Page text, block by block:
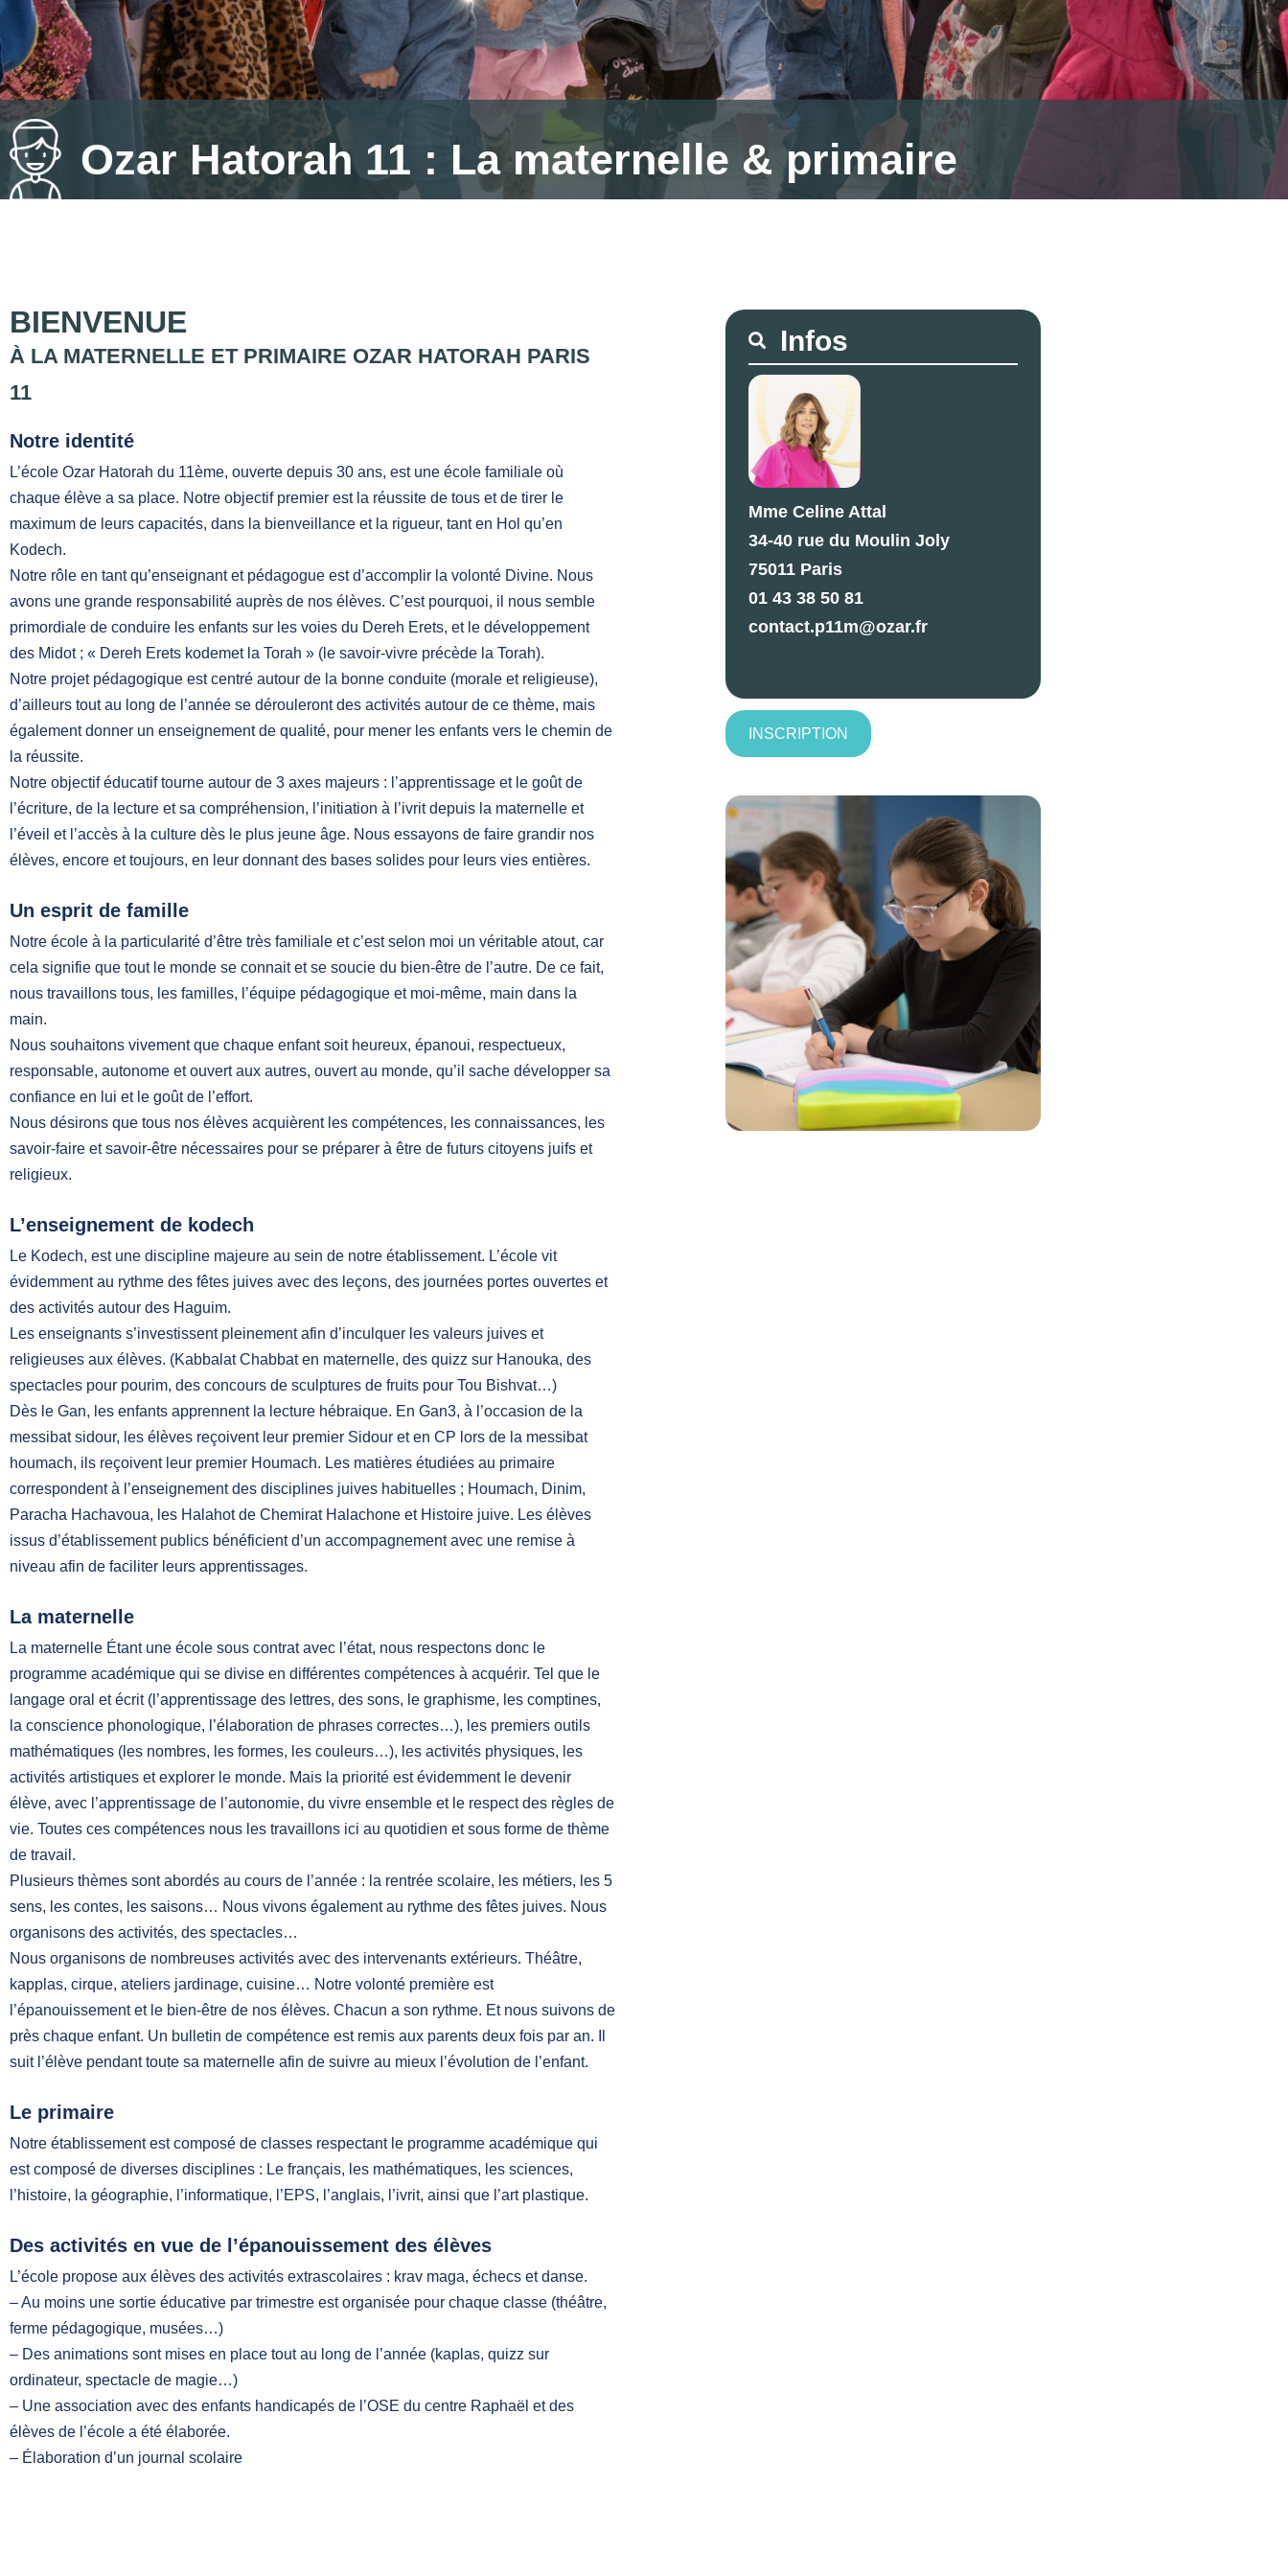
Ozar Hatorah 11 : La maternelle & primaire
BIENVENUE
À LA MATERNELLE ET PRIMAIRE OZAR HATORAH PARIS
11
Notre identité
L’école Ozar Hatorah du 11ème, ouverte depuis 30 ans, est une école familiale où
chaque élève a sa place. Notre objectif premier est la réussite de tous et de tirer le
maximum de leurs capacités, dans la bienveillance et la rigueur, tant en Hol qu’en
Kodech.
Notre rôle en tant qu’enseignant et pédagogue est d’accomplir la volonté Divine. Nous
avons une grande responsabilité auprès de nos élèves. C’est pourquoi, il nous semble
primordiale de conduire les enfants sur les voies du Dereh Erets, et le développement
des Midot ; « Dereh Erets kodemet la Torah » (le savoir-vivre précède la Torah).
Notre projet pédagogique est centré autour de la bonne conduite (morale et religieuse),
d’ailleurs tout au long de l’année se dérouleront des activités autour de ce thème, mais
également donner un enseignement de qualité, pour mener les enfants vers le chemin de
la réussite.
Notre objectif éducatif tourne autour de 3 axes majeurs : l’apprentissage et le goût de
l’écriture, de la lecture et sa compréhension, l’initiation à l’ivrit depuis la maternelle et
l’éveil et l’accès à la culture dès le plus jeune âge. Nous essayons de faire grandir nos
élèves, encore et toujours, en leur donnant des bases solides pour leurs vies entières.
Un esprit de famille
Notre école à la particularité d’être très familiale et c’est selon moi un véritable atout, car
cela signifie que tout le monde se connait et se soucie du bien-être de l’autre. De ce fait,
nous travaillons tous, les familles, l’équipe pédagogique et moi-même, main dans la
main.
Nous souhaitons vivement que chaque enfant soit heureux, épanoui, respectueux,
responsable, autonome et ouvert aux autres, ouvert au monde, qu’il sache développer sa
confiance en lui et le goût de l’effort.
Nous désirons que tous nos élèves acquièrent les compétences, les connaissances, les
savoir-faire et savoir-être nécessaires pour se préparer à être de futurs citoyens juifs et
religieux.
L’enseignement de kodech
Le Kodech, est une discipline majeure au sein de notre établissement. L’école vit
évidemment au rythme des fêtes juives avec des leçons, des journées portes ouvertes et
des activités autour des Haguim.
Les enseignants s’investissent pleinement afin d’inculquer les valeurs juives et
religieuses aux élèves. (Kabbalat Chabbat en maternelle, des quizz sur Hanouka, des
spectacles pour pourim, des concours de sculptures de fruits pour Tou Bishvat…)
Dès le Gan, les enfants apprennent la lecture hébraique. En Gan3, à l’occasion de la
messibat sidour, les élèves reçoivent leur premier Sidour et en CP lors de la messibat
houmach, ils reçoivent leur premier Houmach. Les matières étudiées au primaire
correspondent à l’enseignement des disciplines juives habituelles ; Houmach, Dinim,
Paracha Hachavoua, les Halahot de Chemirat Halachone et Histoire juive. Les élèves
issus d’établissement publics bénéficient d’un accompagnement avec une remise à
niveau afin de faciliter leurs apprentissages.
La maternelle
La maternelle Étant une école sous contrat avec l’état, nous respectons donc le
programme académique qui se divise en différentes compétences à acquérir. Tel que le
langage oral et écrit (l’apprentissage des lettres, des sons, le graphisme, les comptines,
la conscience phonologique, l’élaboration de phrases correctes…), les premiers outils
mathématiques (les nombres, les formes, les couleurs…), les activités physiques, les
activités artistiques et explorer le monde. Mais la priorité est évidemment le devenir
élève, avec l’apprentissage de l’autonomie, du vivre ensemble et le respect des règles de
vie. Toutes ces compétences nous les travaillons ici au quotidien et sous forme de thème
de travail.
Plusieurs thèmes sont abordés au cours de l’année : la rentrée scolaire, les métiers, les 5
sens, les contes, les saisons… Nous vivons également au rythme des fêtes juives. Nous
organisons des activités, des spectacles…
Nous organisons de nombreuses activités avec des intervenants extérieurs. Théâtre,
kapplas, cirque, ateliers jardinage, cuisine… Notre volonté première est
l’épanouissement et le bien-être de nos élèves. Chacun a son rythme. Et nous suivons de
près chaque enfant. Un bulletin de compétence est remis aux parents deux fois par an. Il
suit l’élève pendant toute sa maternelle afin de suivre au mieux l’évolution de l’enfant.
Le primaire
Notre établissement est composé de classes respectant le programme académique qui
est composé de diverses disciplines : Le français, les mathématiques, les sciences,
l’histoire, la géographie, l’informatique, l’EPS, l’anglais, l’ivrit, ainsi que l’art plastique.
Des activités en vue de l’épanouissement des élèves
L’école propose aux élèves des activités extrascolaires : krav maga, échecs et danse.
– Au moins une sortie éducative par trimestre est organisée pour chaque classe (théâtre,
ferme pédagogique, musées…)
– Des animations sont mises en place tout au long de l’année (kaplas, quizz sur
ordinateur, spectacle de magie…)
– Une association avec des enfants handicapés de l’OSE du centre Raphaël et des
élèves de l’école a été élaborée.
– Élaboration d’un journal scolaire
Search
Search
Mme Celine Attal
34-40 rue du Moulin Joly
75011 Paris
01 43 38 50 81
contact.p11m@ozar.fr
INSCRIPTION